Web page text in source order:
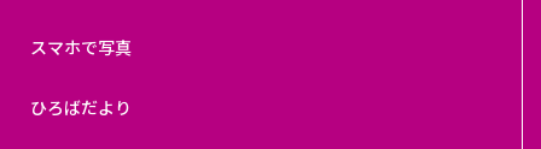
スマホで写真
ひろばだより